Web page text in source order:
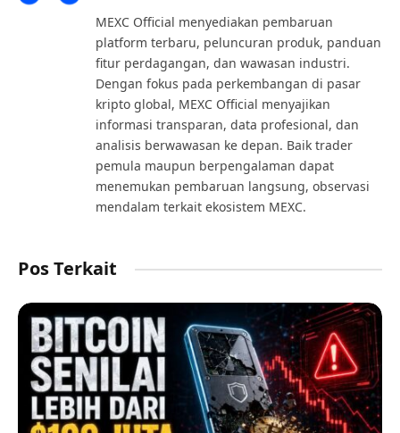
MEXC Official menyediakan pembaruan
platform terbaru, peluncuran produk, panduan
fitur perdagangan, dan wawasan industri.
Dengan fokus pada perkembangan di pasar
kripto global, MEXC Official menyajikan
informasi transparan, data profesional, dan
analisis berwawasan ke depan. Baik trader
pemula maupun berpengalaman dapat
menemukan pembaruan langsung, observasi
mendalam terkait ekosistem MEXC.
Pos Terkait